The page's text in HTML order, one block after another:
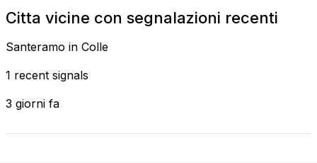
Citta vicine con segnalazioni recenti
Santeramo in Colle
1 recent signals
3 giorni fa